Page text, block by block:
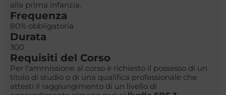
alla prima infanzia.
Frequenza
80% obbligatoria
Durata
300
Requisiti del Corso
Per l’ammissione al corso è richiesto il possesso di un
titolo di studio o di una qualifica professionale che
attesti il raggiungimento di un livello di